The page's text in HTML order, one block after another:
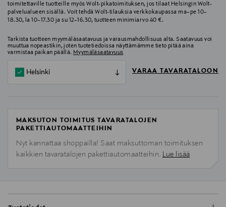
toimitettaville tuotteille myös Wolt-pikatoimituksen, jos tilaat Helsingin Wolt-
palvelualueen sisällä. Voit tehdä Wolt-tilauksia verkkokaupassa ma–pe 10–
18.30, la 10–17.30 ja su 12–16.30, tuotteen minimiarvo 40 €.
Tarkista tuotteen myymäläsaatavuus ja varausmahdollisuus alta. Saatavuus voi
muuttua nopeastikin, joten tuotetiedoissa näyttämämme tieto pitää aina
varmistaa paikan päällä. Myymäläsaatavuus
Helsinki VARAA TAVARATALOON
MAKSUTON TOIMITUS TAVARATALOJEN
PAKETTIAUTOMAATTEIHIN
Nyt kannattaa shoppailla! Saat maksuttoman toimituksen
kaikkien tavaratalojen pakettiautomaatteihin. Lue lisää